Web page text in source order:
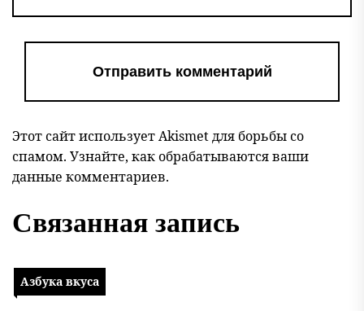
Этот сайт использует Akismet для борьбы со
спамом. Узнайте, как обрабатываются ваши
данные комментариев.
Связанная запись
Азбука вкуса